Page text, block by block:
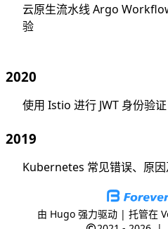
云原生流水线 Argo
验
2020
使用 Istio 进行 JWT 身份验证
2019
Kubernetes 常见错误、原
由 Hugo 强力驱动 | 托管在